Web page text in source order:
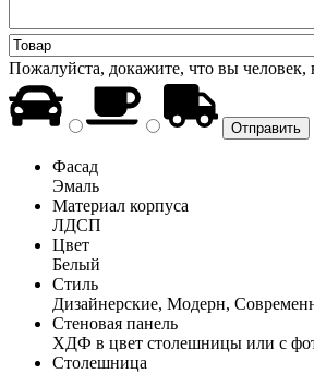
Пожалуйста, докажите, что вы человек,
Фасад
Эмаль
Материал корпуса
ЛДСП
Цвет
Белый
Стиль
Дизайнерские, Модерн,
Стеновая панель
ХДФ в цвет столешницы или с
Столешница